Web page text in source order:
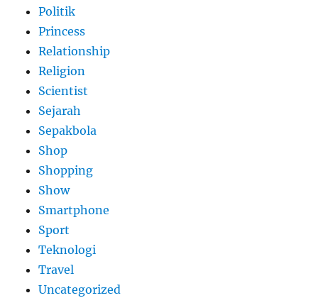
Politik
Princess
Relationship
Religion
Scientist
Sejarah
Sepakbola
Shop
Shopping
Show
Smartphone
Sport
Teknologi
Travel
Uncategorized